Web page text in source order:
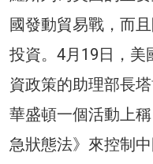
國發動貿易戰，而
投資。4月19日，美
資政策的助理部長
華盛頓一個活動上
急狀態法》來控制